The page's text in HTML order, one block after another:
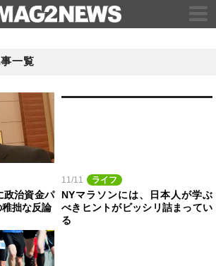
一覧
政治資金パ
拙な反論
11/11 ライフ
NYマラソンには、日本人が学ぶ
べきヒントがビッシリ詰まってい
る